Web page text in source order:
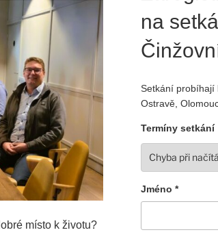
místo k životu?
na
Setkání probíhají
Ostravě,
Termíny setkání
Jméno *